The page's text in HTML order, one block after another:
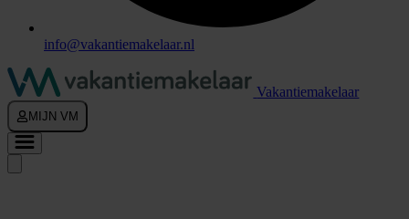
info@vakantiemakelaar.nl
Vakantiemakelaar
MIJN VM